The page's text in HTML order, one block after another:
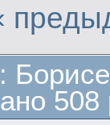
508